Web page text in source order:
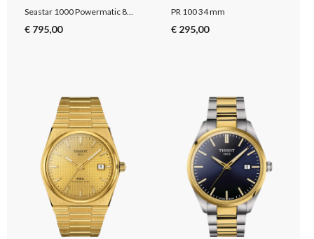
€ 795,00
PR 100 34 mm
€ 295,00